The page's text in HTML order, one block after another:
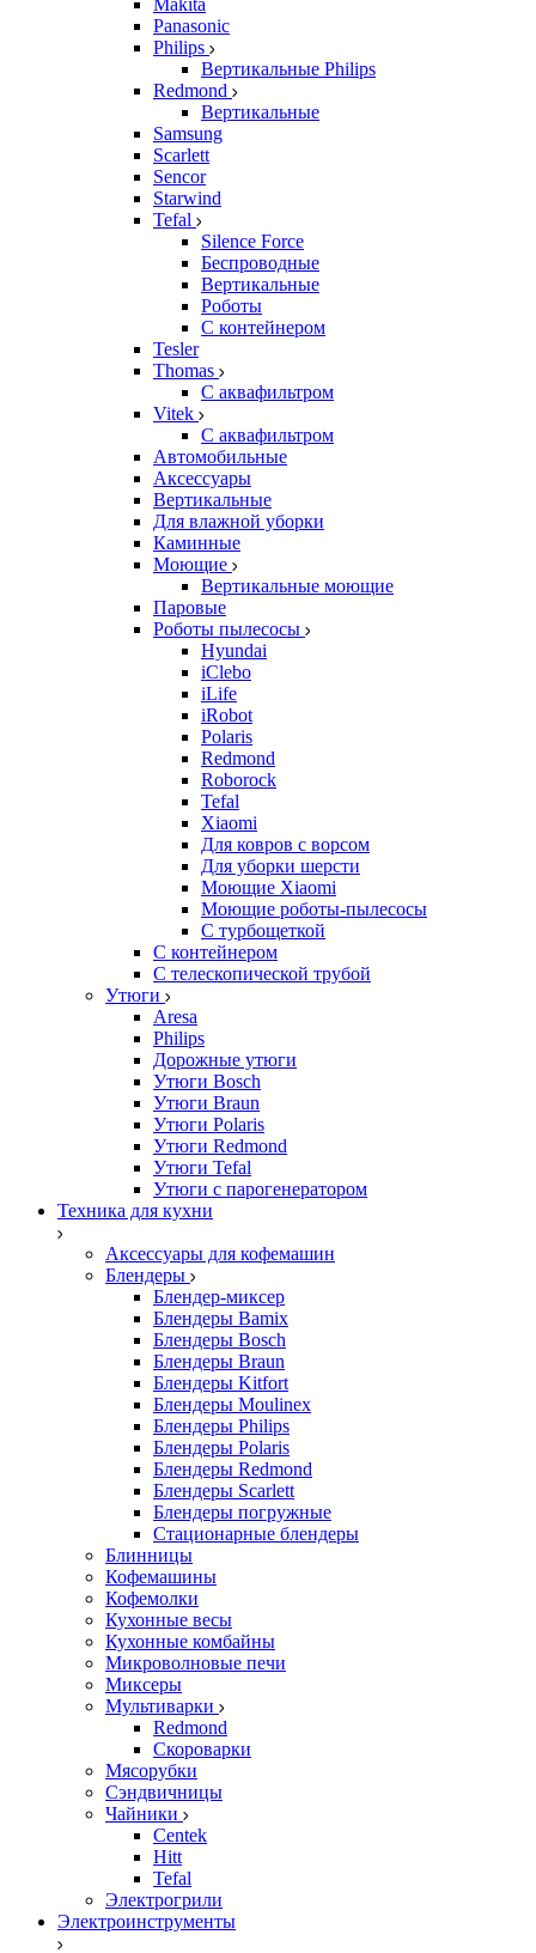
Makita
Panasonic
Philips
Вертикальные Philips
Redmond
Вертикальные
Samsung
Scarlett
Sencor
Starwind
Tefal
Silence Force
Беспроводные
Вертикальные
Роботы
С контейнером
Tesler
Thomas
С аквафильтром
Vitek
С аквафильтром
Автомобильные
Аксессуары
Вертикальные
Для влажной уборки
Каминные
Моющие
Вертикальные моющие
Паровые
Роботы пылесосы
Hyundai
iClebo
iLife
iRobot
Polaris
Redmond
Roborock
Tefal
Xiaomi
Для ковров с ворсом
Для уборки шерсти
Моющие Xiaomi
Моющие роботы-пылесосы
С турбощеткой
С контейнером
С телескопической трубой
Утюги
Aresa
Philips
Дорожные утюги
Утюги Bosch
Утюги Braun
Утюги Polaris
Утюги Redmond
Утюги Tefal
Утюги с парогенератором
Техника для кухни
Аксессуары для кофемашин
Блендеры
Блендер-миксер
Блендеры Bamix
Блендеры Bosch
Блендеры Braun
Блендеры Kitfort
Блендеры Moulinex
Блендеры Philips
Блендеры Polaris
Блендеры Redmond
Блендеры Scarlett
Блендеры погружные
Стационарные блендеры
Блинницы
Кофемашины
Кофемолки
Кухонные весы
Кухонные комбайны
Микроволновые печи
Миксеры
Мультиварки
Redmond
Скороварки
Мясорубки
Сэндвичницы
Чайники
Centek
Hitt
Tefal
Электрогрили
Электроинструменты